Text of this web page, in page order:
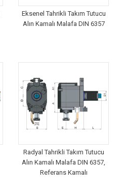
Eksenel Tahrikli Takım Tutucu
Alın Kamalı Malafa DIN 6357
Radyal Tahrikli Takım Tutucu
Alın Kamalı Malafa DIN 6357,
Referans Kamalı